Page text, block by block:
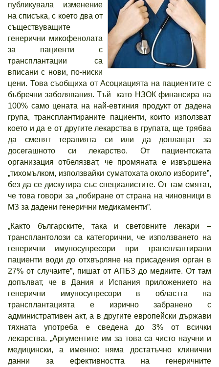
публикувала изменение
на списъка, с което два от
съществуващите
генерични микофенолата
за пациенти с
трансплантации са
вписани с нови, по-ниски
цени. Това съобщиха от Асоциацията на пациентите с
бъбречни заболявания. Тъй като НЗОК финансира на
100% само цената на най-евтиния продукт от дадена
група, трансплантираните пациенти, които използват
което и да е от другите лекарства в групата, ще трябва
да сменят терапията си или да доплащат за
досегашното си лекарство. От пациентската
организация отбелязват, че промяната е извършена
„тихомълком, използвайки суматохата около изборите”,
без да се дискутира със специалистите. От там смятат,
че това говори за „лобиране от страна на чиновници в
МЗ за дадени генерични медикаменти”.
„Както българските, така и световните лекари –
трансплантолози са категорични, че използването на
генерични имуносупресори при трансплантирани
пациенти води до отхвърляне на присадения орган в
27% от случаите”, пишат от АПБЗ до медиите. От там
допълват, че в Дания и Испания приложението на
генерични имуносупресори в областта на
трансплантацията е изрично забранено с
административен акт, а в другите европейски държави
тяхната употреба е сведена до 3% от всички
лекарства. „Аргументите им за това са чисто научни и
медицински, а именно: няма достатъчно клинични
данни за ефективността на генеричните